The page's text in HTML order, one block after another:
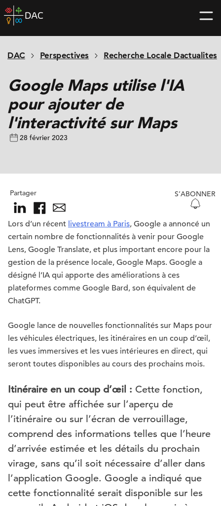
Skip
to
home
DAC Perspectives Recherche Locale Dactualites
Google Maps utilise l'IA
pour ajouter de
l'interactivité sur Maps
28 février 2023
Partager S’ABONNER
Lors d’un récent livestream à Paris, Google a annoncé un
certain nombre de fonctionnalités à venir pour Google
Lens, Google Translate, et plus important encore pour la
gestion de la présence locale, Google Maps. Google a
désigné l’IA qui apporte des améliorations à ces
plateformes comme Google Bard, son équivalent de
ChatGPT.
Google lance de nouvelles fonctionnalités sur Maps pour
les véhicules électriques, les itinéraires en un coup d’œil,
les vues immersives et les vues intérieures en direct, qui
seront toutes disponibles au cours des prochains mois.
Itinéraire en un coup d’œil : Cette fonction,
qui peut être affichée sur l’aperçu de
l’itinéraire ou sur l’écran de verrouillage,
comprend des informations telles que l’heure
d’arrivée estimée et les détails du prochain
virage, sans qu’il soit nécessaire d’aller dans
l’application Google. Google a indiqué que
cette fonctionnalité serait disponible sur les